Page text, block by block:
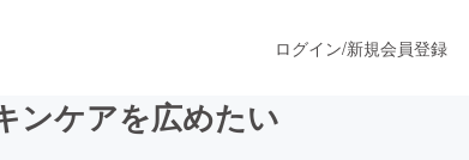
ログイン/新規会員登録
ンケアを広めたい